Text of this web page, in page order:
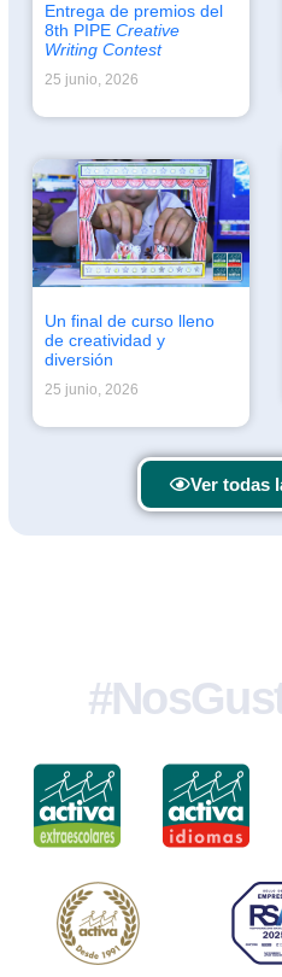
Entrega de premios del
8th PIPE Creative
Writing Contest
25 junio, 2026
Un final de curso lleno
de creatividad y
diversión
25 junio, 2026
Ver todas